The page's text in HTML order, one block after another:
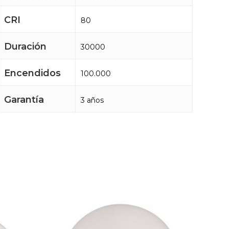
CRI 80
Duración 30000
Encendidos 100.000
Garantía 3 años